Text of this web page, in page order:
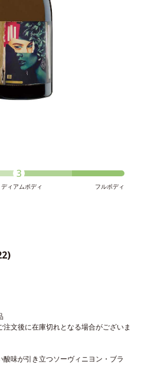
3
ディアムボディ フルボディ
文後に在庫切れとなる場合がございま
味が引き立つソーヴィニヨン・ブラ